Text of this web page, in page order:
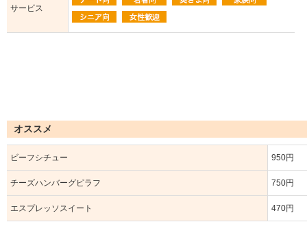
サービス
オススメ
ビーフシチュー 950円
チーズハンバーグピラフ 750円
エスプレッソスイート 470円